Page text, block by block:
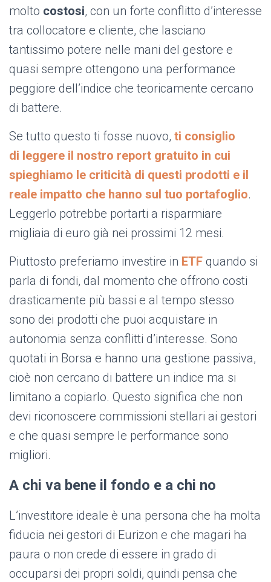
molto costosi, con un forte conflitto d’interesse
tra collocatore e cliente, che lasciano
tantissimo potere nelle mani del gestore e
quasi sempre ottengono una performance
peggiore dell’indice che teoricamente cercano
di battere.
Se tutto questo ti fosse nuovo, ti consiglio
di leggere il nostro report gratuito in cui
spieghiamo le criticità di questi prodotti e il
reale impatto che hanno sul tuo portafoglio.
Leggerlo potrebbe portarti a risparmiare
migliaia di euro già nei prossimi 12 mesi.
Piuttosto preferiamo investire in ETF quando si
parla di fondi, dal momento che offrono costi
drasticamente più bassi e al tempo stesso
sono dei prodotti che puoi acquistare in
autonomia senza conflitti d’interesse. Sono
quotati in Borsa e hanno una gestione passiva,
cioè non cercano di battere un indice ma si
limitano a copiarlo. Questo significa che non
devi riconoscere commissioni stellari ai gestori
e che quasi sempre le performance sono
migliori.
A chi va bene il fondo e a chi no
L’investitore ideale è una persona che ha molta
fiducia nei gestori di Eurizon e che magari ha
paura o non crede di essere in grado di
occuparsi dei propri soldi, quindi pensa che